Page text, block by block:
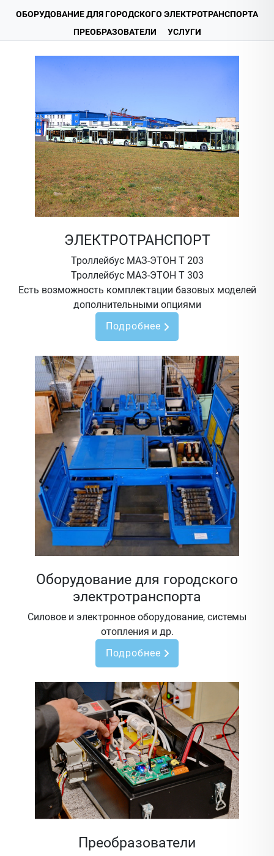
ОБОРУДОВАНИЕ ДЛЯ ГОРОДСКОГО ЭЛЕКТРОТРАНСПОРТА
ПРЕОБРАЗОВАТЕЛИ
УСЛУГИ
ЭЛЕКТРОТРАНСПОРТ
Троллейбус МАЗ-ЭТОН Т 203
Троллейбус МАЗ-ЭТОН Т 303
Есть возможность комплектации базовых моделей
дополнительными опциями
Подробнее
Оборудование для городского
электротранспорта
Силовое и электронное оборудование, системы
отопления и др.
Подробнее
Преобразователи